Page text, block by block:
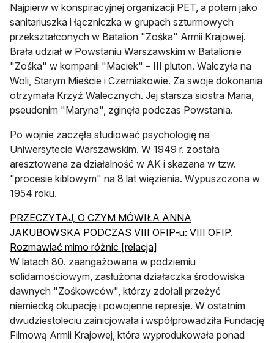
Najpierw w konspiracyjnej organizacji PET, a potem jako
sanitariuszka i łączniczka w grupach szturmowych
przekształconych w Batalion "Zośka" Armii Krajowej.
Brała udział w Powstaniu Warszawskim w Batalionie
"Zośka" w kompanii "Maciek" – III pluton. Walczyła na
Woli, Starym Mieście i Czerniakowie. Za swoje dokonania
otrzymała Krzyż Walecznych. Jej starsza siostra Maria,
pseudonim "Maryna", zginęła podczas Powstania.
Po wojnie zaczęła studiować psychologię na
Uniwersytecie Warszawskim. W 1949 r. została
aresztowana za działalność w AK i skazana w tzw.
"procesie kiblowym" na 8 lat więzienia. Wypuszczona w
1954 roku.
PRZECZYTAJ, O CZYM MÓWIŁA ANNA
JAKUBOWSKA PODCZAS VIII OFIP-u: VIII OFIP.
Rozmawiać mimo różnic [relacja]
W latach 80. zaangażowana w podziemiu
solidarnościowym, zasłużona działaczka środowiska
dawnych "Zośkowców", którzy zdołali przeżyć
niemiecką okupację i powojenne represje. W ostatnim
dwudziestoleciu zainicjowała i współprowadziła Fundację
Filmową Armii Krajowej, która wyprodukowała ponad